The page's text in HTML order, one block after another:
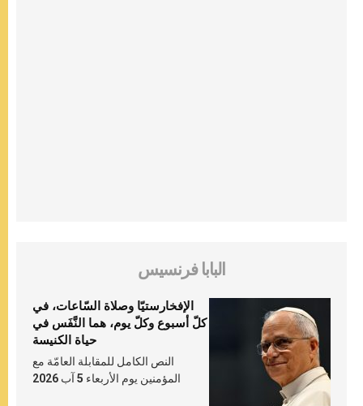
البابا فرنسيس
الإفخارستيّا وصلاة السّاعات، في
كلّ أسبوع وكلّ يوم، هما النَّفَس في
حياة الكنيسة
النص الكامل للمقابلة العامّة مع
المؤمنين يوم الأربعاء 5 آب 2026